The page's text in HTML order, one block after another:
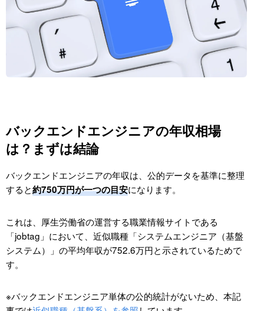
責任と専門性の関係
他職種との構造的な違い
バックエンドエンジニアとフロントエンドエンジニア
の年収差
例外パターンの整理
バックエンドエンジニアの年齢・経験年数別の年収推
移
20代・30代・40代の年収目安
20代（実務1〜5年）
30代（実務5〜12年）
40代（実務12年以上）
年数より重視される年収の評価軸
バックエンドエンジニアの年収アップに直結するスキ
ルと評価される領域
バックエンドエンジニアの年収相場
は？まずは結論
バックエンドエンジニアの年収は、公的データを基準に整理
すると約750万円が一つの目安になります。
これは、厚生労働省の運営する職業情報サイトである
「jobtag」において、近似職種「システムエンジニア（基盤
システム）」の平均年収が752.6万円と示されているためで
す。
※バックエンドエンジニア単体の公的統計がないため、本記